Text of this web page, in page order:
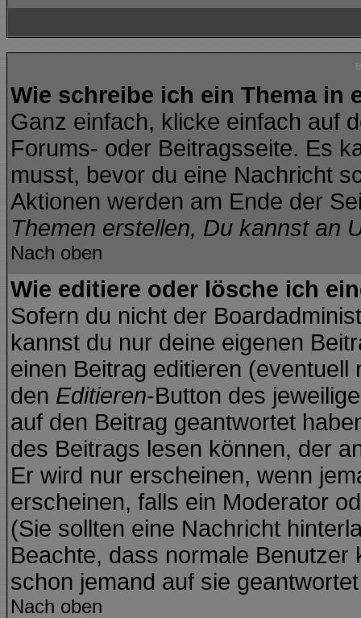
Wie schreibe ich ein Thema in
Ganz einfach, klicke einfach auf
Forums- oder Beitragsseite. Es
musst, bevor du eine Nachricht
Aktionen werden am Ende der
Themen erstellen, Du kannst an
Nach oben
Wie editiere oder lösche ich
Sofern du nicht der
kannst du nur deine eigenen
einen Beitrag editieren
den Editieren-Button des
auf den Beitrag geantwortet
des Beitrags lesen können, der
Er wird nur erscheinen, wenn
erscheinen, falls ein Moderator
(Sie sollten eine Nachricht
Beachte, dass normale
schon jemand auf sie
Nach oben